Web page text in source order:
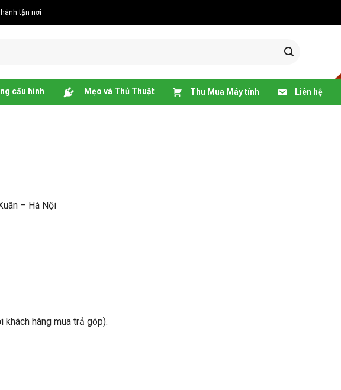
tận nơi
cấu hình Mẹo và Thủ Thuật Thu Mua Máy tính Liên hệ
– Hà Nội
hàng mua trả góp).